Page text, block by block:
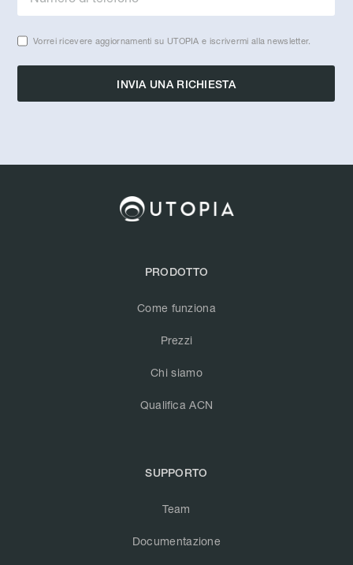
Vorrei ricevere aggiornamenti su UTOPIA e iscrivermi alla newsletter.
PRODOTTO
Come funziona
Prezzi
Chi siamo
Qualifica ACN
SUPPORTO
Team
Documentazione